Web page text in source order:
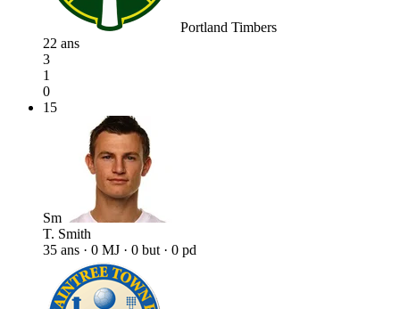
Portland Timbers
22 ans
3
1
0
15
Sm
T. Smith
35 ans · 0 MJ · 0 but · 0 pd